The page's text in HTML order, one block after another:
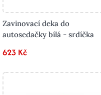
Zavinovací deka do
autosedačky bílá - srdíčka
623 Kč